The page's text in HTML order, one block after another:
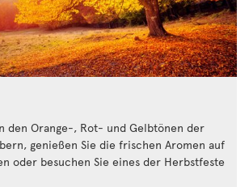
den Orange-, Rot- und Gelbtönen der
genießen Sie die frischen Aromen auf
oder besuchen Sie eines der Herbstfeste